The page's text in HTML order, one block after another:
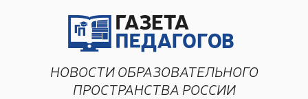
НОВОСТИ ОБРАЗОВАТЕЛЬНОГО
ПРОСТРАНСТВА РОССИИ